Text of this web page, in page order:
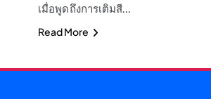
เมื่อพูดถึงการเติมสี…
Read More